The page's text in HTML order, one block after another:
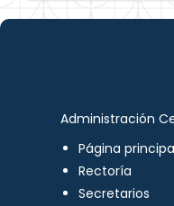
Administración
Página
Rectoría
Secretarios